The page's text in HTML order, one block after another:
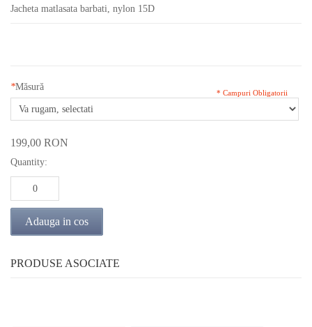
Jacheta matlasata barbati, nylon 15D
*Măsură
* Campuri Obligatorii
199,00 RON
Quantity:
Adauga in cos
PRODUSE ASOCIATE